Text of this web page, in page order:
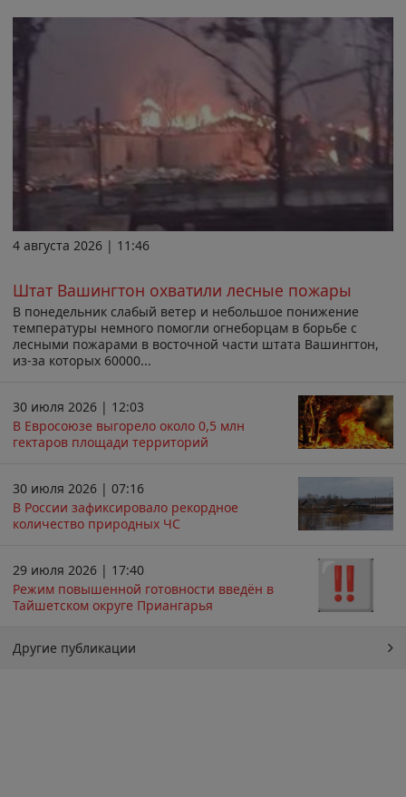
4 августа 2026 | 11:46
Штат Вашингтон охватили лесные пожары
В понедельник слабый ветер и небольшое понижение
температуры немного помогли огнеборцам в борьбе с
лесными пожарами в восточной части штата Вашингтон,
из-за которых 60000...
30 июля 2026 | 12:03
В Евросоюзе выгорело около 0,5 млн
гектаров площади территорий
30 июля 2026 | 07:16
В России зафиксировало рекордное
количество природных ЧС
29 июля 2026 | 17:40
Режим повышенной готовности введён в
Тайшетском округе Приангарья
Другие публикации